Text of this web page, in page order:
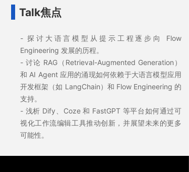
Talk焦点
- 探讨大语言模型从提示工程逐步向 Flow
Engineering 发展的历程。
- 讨论 RAG（Retrieval-Augmented Generation）
和 AI Agent 应用的涌现如何依赖于大语言模型应用
开发框架（如 LangChain）和 Flow Engineering 的
支持。
- 浅析 Dify、Coze 和 FastGPT 等平台如何通过可
视化工作流编辑工具推动创新，并展望未来的更多
可能性。